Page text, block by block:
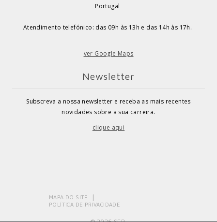
Portugal
Atendimento telefónico: das 09h às 13h e das 14h às 17h.
ver Google Maps
Newsletter
Subscreva a nossa newsletter e receba as mais recentes
novidades sobre a sua carreira.
clique aqui
MAPA DO SITE
POLÍTICA DE PRIVACIDADE